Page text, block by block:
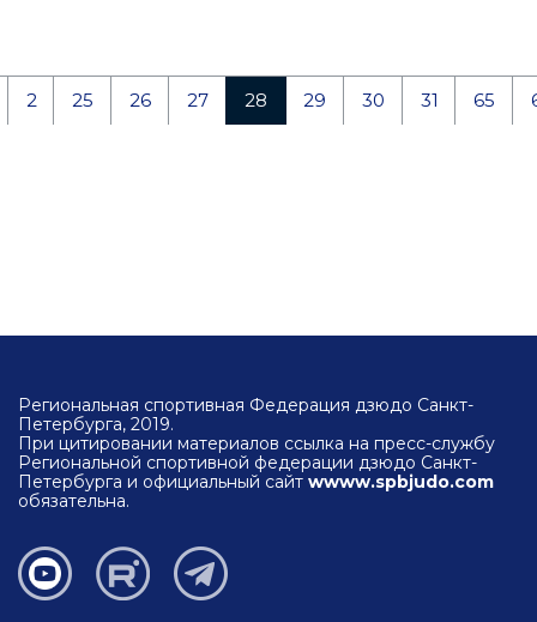
2 25 26 27 28 29 30 31 65
Региональная спортивная Федерация дзюдо Санкт-
Петербурга, 2019.
При цитировании материалов ссылка на пресс-службу
Региональной спортивной федерации дзюдо Санкт-
Петербурга и официальный сайт wwww.spbjudo.com
обязательна.